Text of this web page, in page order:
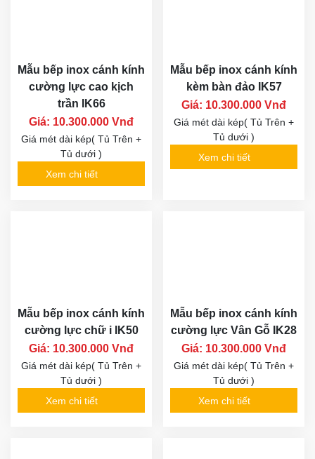
Mẫu bếp inox cánh kính
cường lực cao kịch
trần IK66
Giá: 10.300.000 Vnđ
Giá mét dài kép( Tủ Trên +
Tủ dưới )
Xem chi tiết
Mẫu bếp inox cánh kính
kèm bàn đảo IK57
Giá: 10.300.000 Vnđ
Giá mét dài kép( Tủ Trên +
Tủ dưới )
Xem chi tiết
Mẫu bếp inox cánh kính
cường lực chữ i IK50
Giá: 10.300.000 Vnđ
Giá mét dài kép( Tủ Trên +
Tủ dưới )
Xem chi tiết
Mẫu bếp inox cánh kính
cường lực Vân Gỗ IK28
Giá: 10.300.000 Vnđ
Giá mét dài kép( Tủ Trên +
Tủ dưới )
Xem chi tiết